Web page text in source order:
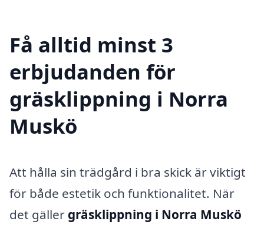
Få alltid minst 3
erbjudanden för
gräsklippning i Norra
Muskö
Att hålla sin trädgård i bra skick är viktigt
för både estetik och funktionalitet. När
det gäller gräsklippning i Norra Muskö